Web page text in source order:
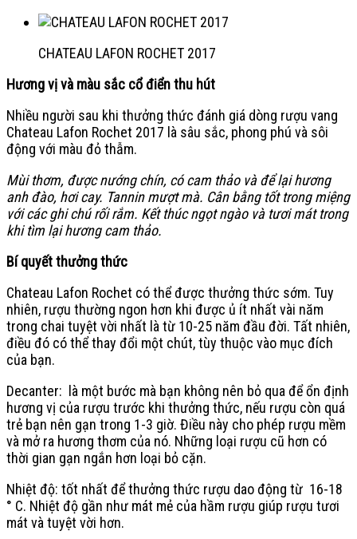
CHATEAU LAFON ROCHET 2017
Hương vị và màu sắc cổ điển thu hút
Nhiều người sau khi thưởng thức đánh giá dòng rượu vang
Chateau Lafon Rochet 2017 là sâu sắc, phong phú và sôi
động với màu đỏ thẫm.
Mùi thơm, được nướng chín, có cam thảo và để lại hương
anh đào, hơi cay. Tannin mượt mà. Cân bằng tốt trong miệng
với các ghi chú rối rắm. Kết thúc ngọt ngào và tươi mát trong
khi tìm lại hương cam thảo.
Bí quyết thưởng thức
Chateau Lafon Rochet có thể được thưởng thức sớm. Tuy
nhiên, rượu thường ngon hơn khi được ủ ít nhất vài năm
trong chai tuyệt vời nhất là từ 10-25 năm đầu đời. Tất nhiên,
điều đó có thể thay đổi một chút, tùy thuộc vào mục đích
của bạn.
Decanter: là một bước mà bạn không nên bỏ qua để ổn định
hương vị của rượu trước khi thưởng thức, nếu rượu còn quá
trẻ bạn nên gạn trong 1-3 giờ. Điều này cho phép rượu mềm
và mở ra hương thơm của nó. Những loại rượu cũ hơn có
thời gian gạn ngắn hơn loại bỏ cặn.
Nhiệt độ: tốt nhất để thưởng thức rượu dao động từ 16-18
° C. Nhiệt độ gần như mát mẻ của hầm rượu giúp rượu tươi
mát và tuyệt vời hơn.